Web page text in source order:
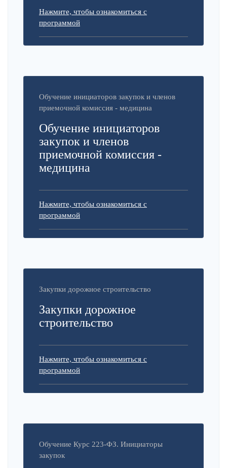
Нажмите, чтобы ознакомиться с
программой
Обучение инициаторов закупок и членов
приемочной комиссия - медицина
Обучение инициаторов
закупок и членов
приемочной комиссия -
медицина
Нажмите, чтобы ознакомиться с
программой
Закупки дорожное строительство
Закупки дорожное
строительство
Нажмите, чтобы ознакомиться с
программой
Обучение Курс 223-ФЗ. Инициаторы
закупок